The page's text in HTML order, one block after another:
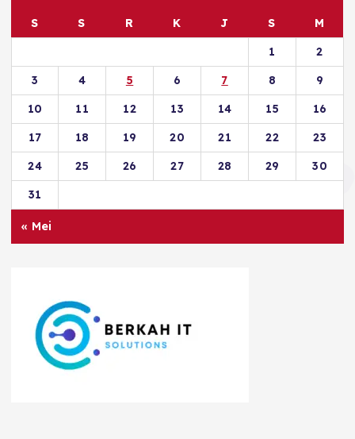
S S R K J S
M
1
2
3
4 5 6 7 8
9
10
11 12 13 14 15
16
17
18 19 20 21 22
23
24
25 26 27 28 29
30
31
« Mei